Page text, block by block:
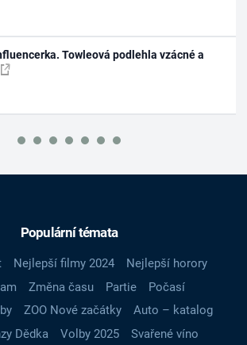
Towleová podlehla vzácné a
Populární témata
Nejlepší filmy 2024
Nejlepší horory
Změna času Partie
Počasí
ZOO Nové začátky
Auto – katalog
Dědka
Volby 2025
Svařené víno